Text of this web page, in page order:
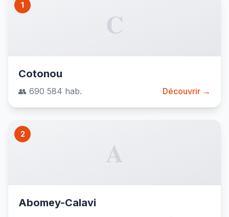
1
C
Cotonou
👥 690 584 hab. Découvrir →
2
A
Abomey-Calavi